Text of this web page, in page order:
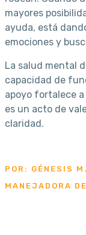
mayores
ayuda, está
emociones y
La salud mental
capacidad de
apoyo fortalece
es un acto de
claridad.
POR: GÉNESIS
MANEJADORA